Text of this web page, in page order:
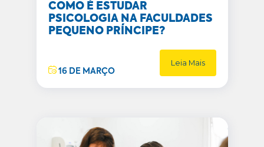
COMO É ESTUDAR
PSICOLOGIA NA FACULDADES
PEQUENO PRÍNCIPE?
16 DE MARÇO
Leia Mais